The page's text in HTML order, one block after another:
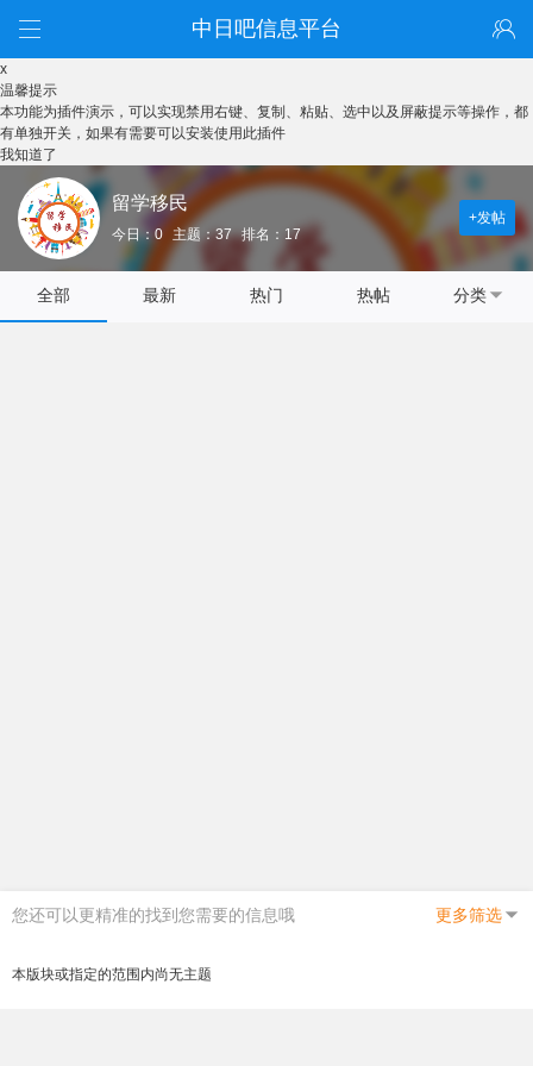
中日吧信息平台
x
温馨提示
本功能为插件演示，可以实现禁用右键、复制、粘贴、选中以及屏蔽提示等操作，都
有单独开关，如果有需要可以安装使用此插件
我知道了
留学移民
今日：0 主题：37 排名：17
+发帖
全部 最新 热门 热帖 分类
您还可以更精准的找到您需要的信息哦 更多筛选
本版块或指定的范围内尚无主题